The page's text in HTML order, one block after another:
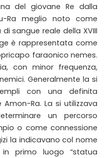
del giovane Re dalla
Ra meglio noto come
sangue reale della XVIII
è rappresentata come
faraonico nemes.
con minor frequenza,
Generalmente la si
con una definita
Ra. La si utilizzava
un percorso
o come connessione
la indicavano col nome
primo luogo “statua